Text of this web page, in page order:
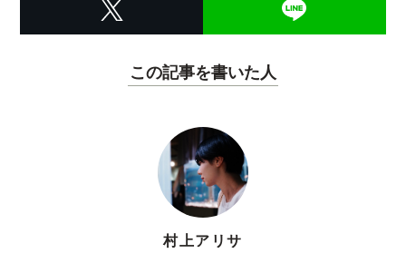
この記事を書いた人
村上アリサ